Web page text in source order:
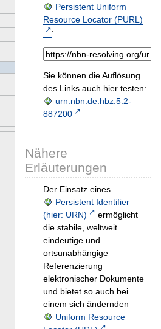
Persistent Uniform
Resource Locator (PURL)
:
Sie können die Auflösung
des Links auch hier testen:
urn:nbn:de:hbz:5:2-
887200
Nähere
Erläuterungen
Der Einsatz eines
Persistent Identifier
(hier: URN)
ermöglicht
die stabile, weltweit
eindeutige und
ortsunabhängige
Referenzierung
elektronischer Dokumente
und bietet so auch bei
einem sich ändernden
Uniform Resource